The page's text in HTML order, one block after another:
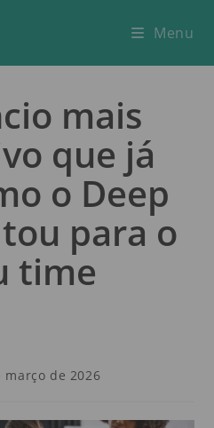
Menu
mais
que já
o Deep
para o
time
março de 2026